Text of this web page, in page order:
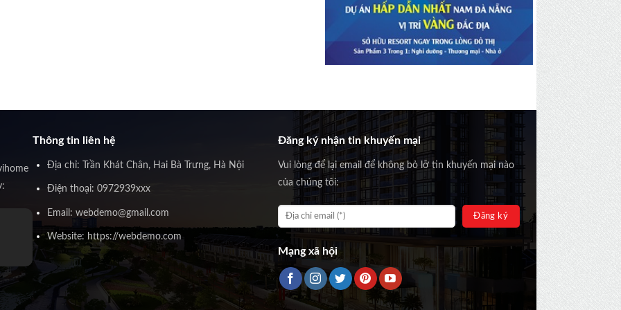
Thông tin liên hệ
Địa chỉ: Trần Khát Chân, Hai Bà Trưng, Hà Nội
Điện thoại: 0972939xxx
Email: webdemo@gmail.com
Website: https://webdemo.com
Đăng ký nhận tin khuyến mại
Vui lòng để lại email để không bỏ lỡ tin khuyến mại nào
của chúng tôi:
Mạng xã hội